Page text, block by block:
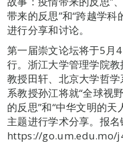
带来的反思”和“跨越学
进行分享和讨论。
第一届崇文论坛将于5月
行。浙江大学管理学院
教授田轩、北京大学哲
系教授孙江将就“全球视
的反思”和“中华文明的
主题进行学术分享。报名
https://go.um.edu.mo/